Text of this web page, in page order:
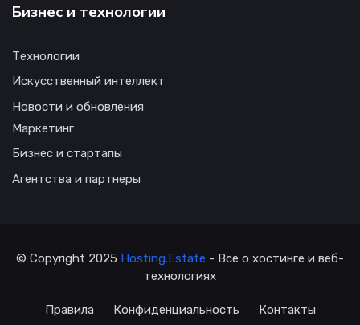
Бизнес и технологии
Технологии
Искусственный интеллект
Новости и обновления
Маркетинг
Бизнес и стартапы
Агентства и партнеры
© Copyright 2025 Hosting.Estate - Все о хостинге и веб-
технологиях
Правила Конфиденциальность Контакты